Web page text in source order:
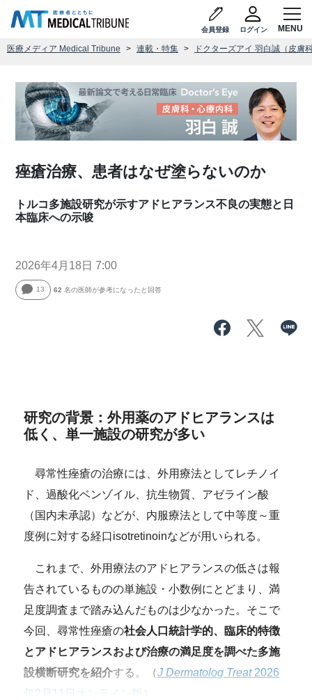
会員登録 ログイン
医療メディア Medical Tribune 連載・特集 ドクターズアイ 羽白誠（皮膚
痤瘡治療、患者はなぜ塗らないのか
トルコ多施設研究が示すアドヒアランス不良の実態と日
本臨床への示唆
2026年4月18日 7:00
13 62 名の医師が参考になったと回答
研究の背景：外用薬のアドヒアランスは
低く、単一施設の研究が多い
尋常性痤瘡の治療には、外用療法としてレチノイ
ド、過酸化ベンゾイル、抗生物質、アゼライン酸
（国内未承認）などが、内服療法として中等度～重
度例に対する経口isotretinoinなどが用いられる。
これまで、外用療法のアドヒアランスの低さは報
告されているものの単施設・小数例にとどまり、満
足度調査まで踏み込んだものは少なかった。そこで
今回、尋常性痤瘡の社会人口統計学的、臨床的特徴
とアドヒアランスおよび治療の満足度を調べた多施
設横断研究を紹介する。（J Dermatolog Treat2026
年2月11日オンライン版